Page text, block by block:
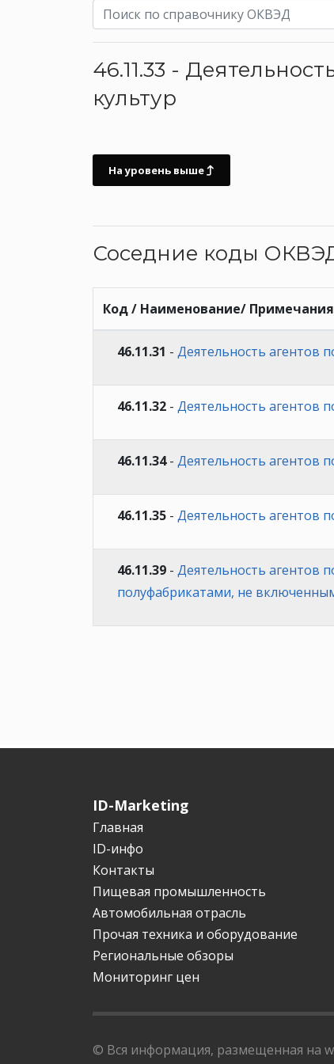
46.11.33 -
культур
На уровень выше
Соседние коды
Код / Наименование/ Примечания
46.11.31 - Деятельность агентов
46.11.32 - Деятельность агентов
46.11.34- Деятельность агентов
46.11.35 - Деятельность агентов
46.11.39 - Деятельность агентов
полуфабрикатами, не
ID-Marketing
Главная
ID-инфо
Контакты
Пищевая промышленность
Автомобильная отрасль
Прочая техника и оборудование
Региональные обзоры
Мониторинг цен
© Вся информация, размещенная на